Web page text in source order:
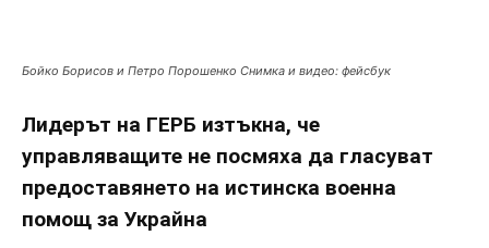
Бойко Борисов и Петро Порошенко Снимка и видео: фейсбук
Лидерът на ГЕРБ изтъкна, че
управляващите не посмяха да гласуват
предоставянето на истинска военна
помощ за Украйна